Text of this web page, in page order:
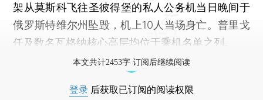
架从莫斯科飞往圣彼得堡的私人公务机当日晚间于
俄罗斯特维尔州坠毁，机上10人当场身亡。普里戈
任及数名瓦格纳核心高层均位于乘机名单之列。
本文共计2453字 订阅后继续阅读
登录 后获取已订阅的阅读权限